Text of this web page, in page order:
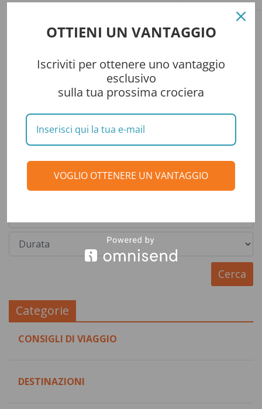
Cerca tra gli articoli
Cerca una crociera
Categorie
CONSIGLI DI VIAGGIO
DESTINAZIONI
OTTIENI UN VANTAGGIO
Iscriviti per ottenere uno vantaggio
esclusivo
sulla tua prossima crociera
VOGLIO OTTENERE UN VANTAGGIO